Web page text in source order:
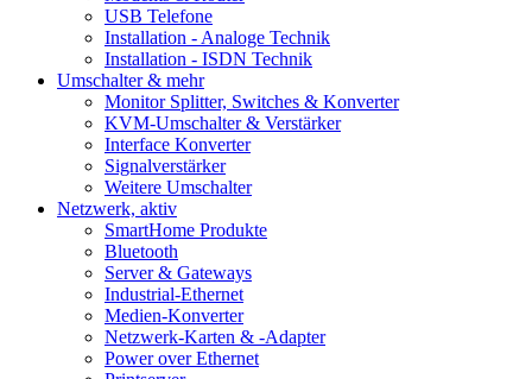
USB Telefone
Installation - Analoge Technik
Installation - ISDN Technik
Umschalter & mehr
Monitor Splitter, Switches & Konverter
KVM-Umschalter & Verstärker
Interface Konverter
Signalverstärker
Weitere Umschalter
Netzwerk, aktiv
SmartHome Produkte
Bluetooth
Server & Gateways
Industrial-Ethernet
Medien-Konverter
Netzwerk-Karten & -Adapter
Power over Ethernet